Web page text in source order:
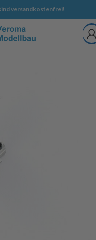
versandkostenfrei!